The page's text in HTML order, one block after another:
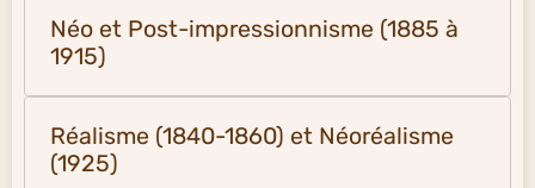
Néo et Post-impressionnisme (1885 à
1915)
Réalisme (1840-1860) et Néoréalisme
(1925)